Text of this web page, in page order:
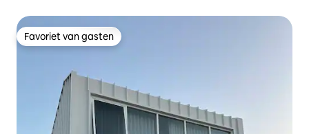
Favoriet van gasten
Favoriet van gasten